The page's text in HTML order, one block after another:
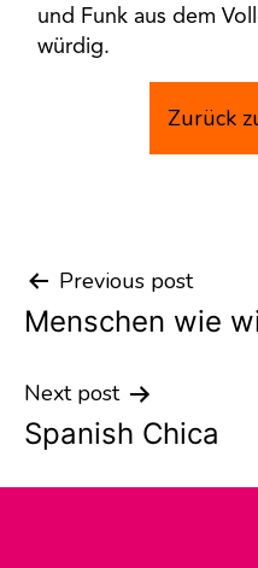
und Funk aus dem
würdig.
Zurück
Post
navigation
Previous post
Menschen wie
Next post
Spanish Chica